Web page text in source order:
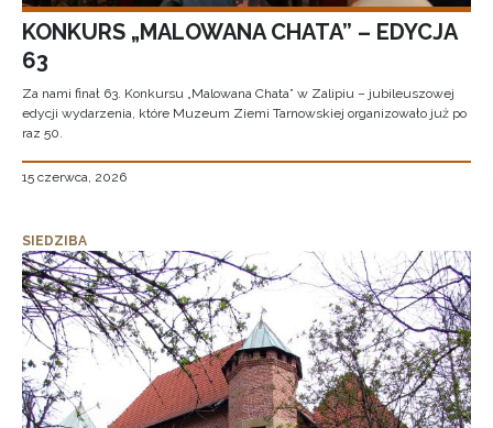
KONKURS „MALOWANA CHATA” – EDYCJA
63
Za nami finał 63. Konkursu „Malowana Chata” w Zalipiu – jubileuszowej
edycji wydarzenia, które Muzeum Ziemi Tarnowskiej organizowało już po
raz 50.
15 czerwca, 2026
SIEDZIBA